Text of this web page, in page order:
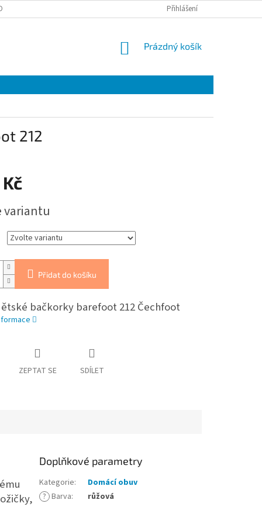
ÚDAJŮ VÝMĚNA A VRÁCENÍ ZBOŽÍ
Přihlášení
NÁKUPNÍ
Prázdný košík
212
variantu
Přidat do košíku
bačkorky barefoot 212 Čechfoot
ZEPTAT SE SDÍLET
Doplňkové parametry
Kategorie:
Domácí obuv
? Barva: růžová